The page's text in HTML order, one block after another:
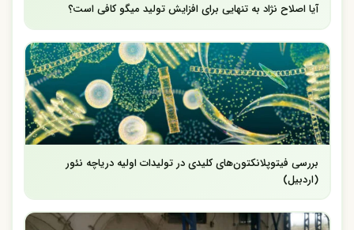
آیا اصلاح نژاد به تنهایی برای افزایش تولید میگو کافی است؟
بررسی فیتوپلانکتون‌های کلیدی در تولیدات اولیه دریاچه نئور
(اردبیل)